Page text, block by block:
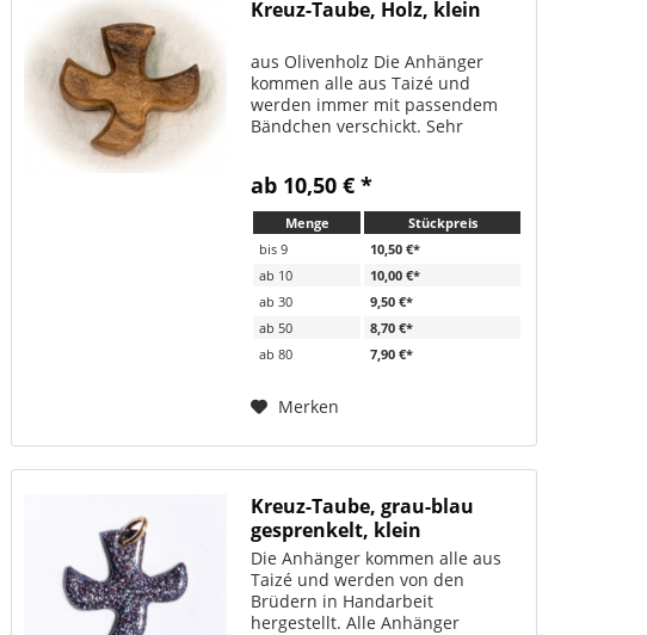
Kreuz-Taube, Holz, klein
aus Olivenholz Die Anhänger
kommen alle aus Taizé und
werden immer mit passendem
Bändchen verschickt. Sehr
oder Taufe. Zwei Symbole in
einem Anhänger Größe ca. 2,6 cm
Mit...
ab 10,50 € *
Menge
Stückpreis
bis 9
10,50 €*
ab 10
10,00 €*
ab 30
9,50 €*
ab 50
8,70 €*
ab 80 7,90 €*
Merken
Kreuz-Taube, grau-blau
gesprenkelt, klein
Die Anhänger kommen alle aus
Taizé und werden von den
Brüdern in Handarbeit
hergestellt. Alle Anhänger